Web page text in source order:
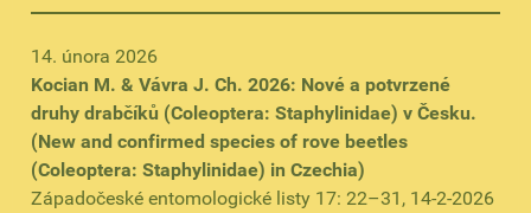
14. února 2026
Kocian M. & Vávra J. Ch. 2026: Nové a potvrzené
druhy drabčíků (Coleoptera: Staphylinidae) v Česku.
(New and confirmed species of rove beetles
(Coleoptera: Staphylinidae) in Czechia)
Západočeské entomologické listy 17: 22–31, 14-2-2026